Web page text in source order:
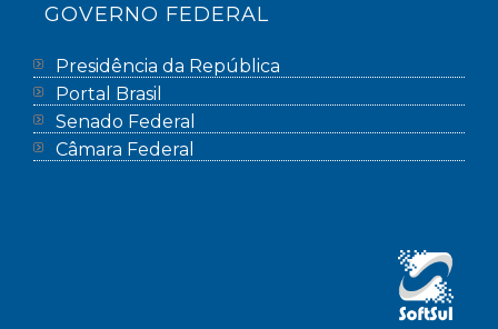
GOVERNO FEDERAL
Presidência da República
Portal Brasil
Senado Federal
Câmara Federal